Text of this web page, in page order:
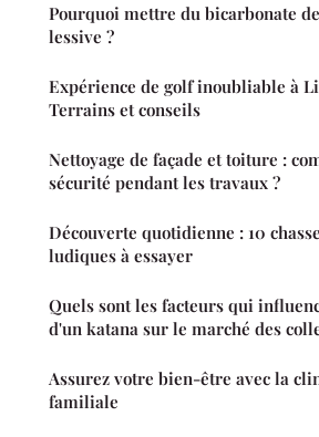
Pourquoi mettre du bicarbonate
lessive ?
Expérience de golf inoubliable à
Terrains et conseils
Nettoyage de façade et toiture :
sécurité pendant les travaux ?
Découverte quotidienne : 10
ludiques à essayer
Quels sont les facteurs qui
d'un katana sur le marché des
Assurez votre bien-être avec la
familiale